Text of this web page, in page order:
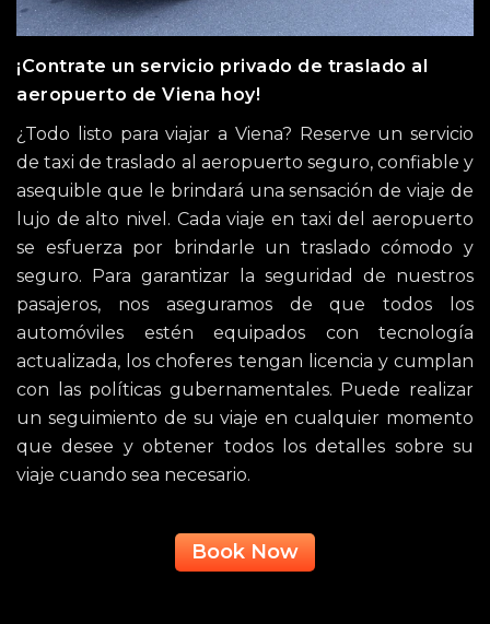
¡Contrate un servicio privado de traslado al
aeropuerto de Viena hoy!
¿Todo listo para viajar a Viena? Reserve un servicio
de taxi de traslado al aeropuerto seguro, confiable y
asequible que le brindará una sensación de viaje de
lujo de alto nivel. Cada viaje en taxi del aeropuerto
se esfuerza por brindarle un traslado cómodo y
seguro. Para garantizar la seguridad de nuestros
pasajeros, nos aseguramos de que todos los
automóviles estén equipados con tecnología
actualizada, los choferes tengan licencia y cumplan
con las políticas gubernamentales. Puede realizar
un seguimiento de su viaje en cualquier momento
que desee y obtener todos los detalles sobre su
viaje cuando sea necesario.
Book Now